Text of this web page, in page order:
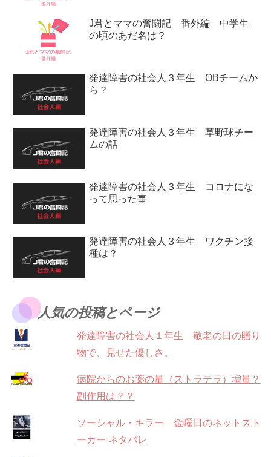
J君とママの奮闘記 番外編 中学生
の頃のあだ名は？
発達障害の社会人３年生 OBチームか
ら？
発達障害の社会人３年生 草野球チー
ムの話
発達障害の社会人３年生 コロナにな
って思った事
発達障害の社会人３年生 ワクチン接
種は？
人気の投稿とページ
発達障害の社会人１年生 敬老の日の贈り
物で、見せた優しさ。
病院からのお薬の量（ストラテラ）増量？
副作用は？？
ソーシャル・キラー 金曜日のネットスト
ーカー ネタバレ